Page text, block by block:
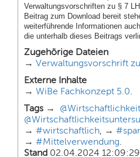
Verwaltungsvorschriften zu § 7
Beitrag zum Download bereit
weiterführende Informationen
die unterhalb dieses Beitrags
Zugehörige Dateien
→ Verwaltungsvorschrift
Externe Inhalte
→ WiBe Fachkonzept 5.0
Tags →
→ #wirtschaftlich , →
→ #Mittelverwendung
Stand 02.04.2024